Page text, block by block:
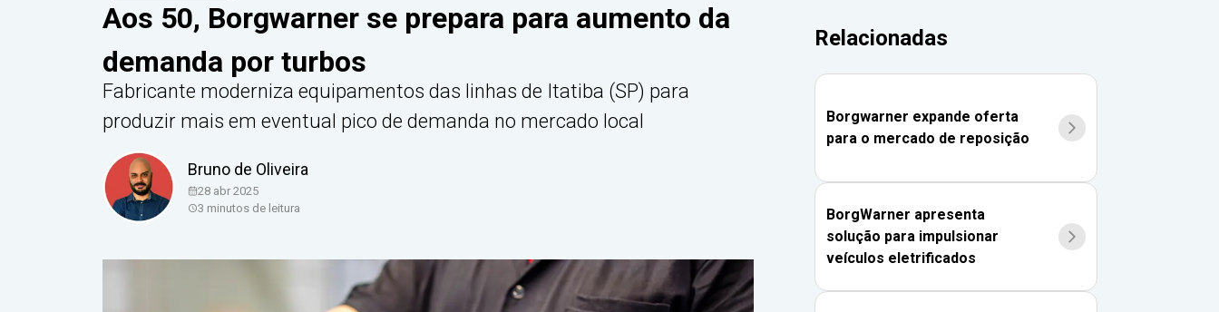
Aos 50, Borgwarner se prepara para aumento da
demanda por turbos
Fabricante moderniza equipamentos das linhas de Itatiba (SP) para
produzir mais em eventual pico de demanda no mercado local
Bruno de Oliveira
28 abr 2025
3 minutos de leitura
Relacionadas
Borgwarner expande oferta
para o mercado de reposição
BorgWarner apresenta
solução para impulsionar
veículos eletrificados